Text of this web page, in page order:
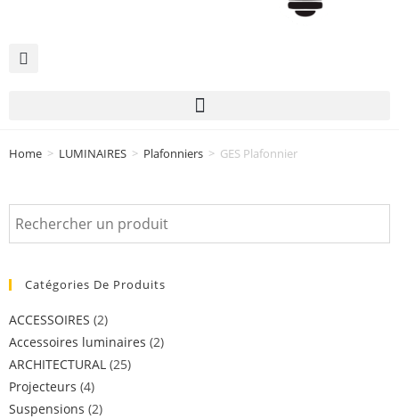
Home > LUMINAIRES > Plafonniers > GES Plafonnier
Catégories De Produits
ACCESSOIRES (2)
Accessoires luminaires (2)
ARCHITECTURAL (25)
Projecteurs (4)
Suspensions (2)